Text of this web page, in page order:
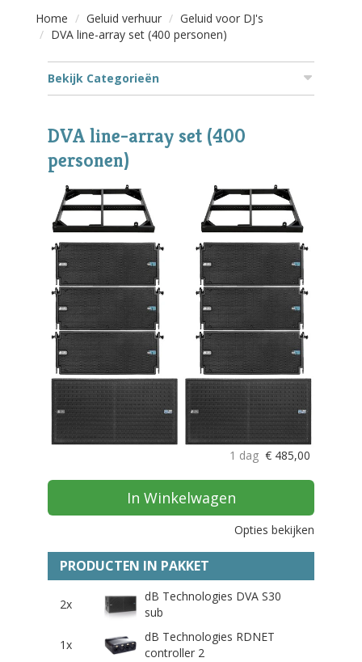
Home Geluid verhuur
Geluid voor DJ's
DVA line-array set (400 personen)
Bekijk Categorieën
DVA line-array set (400
personen)
1 dag € 485,00
In Winkelwagen
Opties bekijken
PRODUCTEN IN PAKKET
2x
dB Technologies DVA S30
sub
1x
dB Technologies RDNET
controller 2